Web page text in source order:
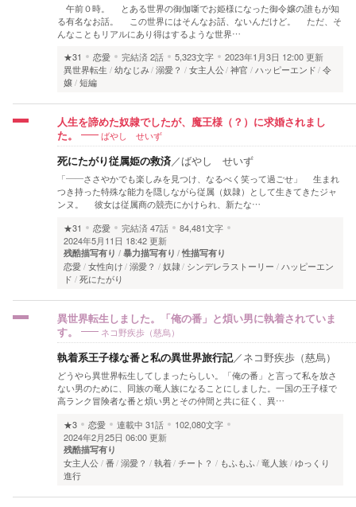
午前０時。 とある世界の御伽噺でお姫様になった御令嬢の誰もが知
る有名なお話。 この世界にはそんなお話、ないんだけど。 ただ、そ
んなこともリアルにあり得はするような世界…
★31
恋愛 完結済2話 5,323文字
2023年1月3日 12:00 更新
異世界転生
幼なじみ 溺愛？ 女主人公 神官 ハッピーエンド 令
嬢 短編
人生を諦めた奴隷でしたが、魔王様（？）に求婚されまし
た。
ばやし せいず
死にたがり従属姫の救済／ばやし せいず
「――ささやかでも楽しみを見つけ、なるべく笑って過ごせ」 生まれ
つき持った特殊な能力を隠しながら従属（奴隷）として生きてきたジャ
ンヌ。 彼女は従属商の競売にかけられ、新たな…
★31
恋愛 完結済47話
84,481文字
2024年5月11日 18:42 更新
残酷描写有り 暴力描写有り 性描写有り
恋愛 女性向け 溺愛？ 奴隷 シンデレラストーリー
ハッピーエン
ド
死にたがり
異世界転生しました。「俺の番」と煩い男に執着されていま
す。
ネコ野疾歩（慈烏）
執着系王子様な番と私の異世界旅行記／ネコ野疾歩（慈烏）
どうやら異世界転生してしまったらしい。「俺の番」と言って私を放さ
ない男のために、同族の竜人族になることにしました。一国の王子様で
高ランク冒険者な番と煩い男とその仲間と共に征く、異…
★3
恋愛 連載中 31話
102,080文字
2024年2月25日 06:00 更新
残酷描写有り
女主人公 番 溺愛？ 執着 チート？ もふもふ 竜人族 ゆっくり
進行